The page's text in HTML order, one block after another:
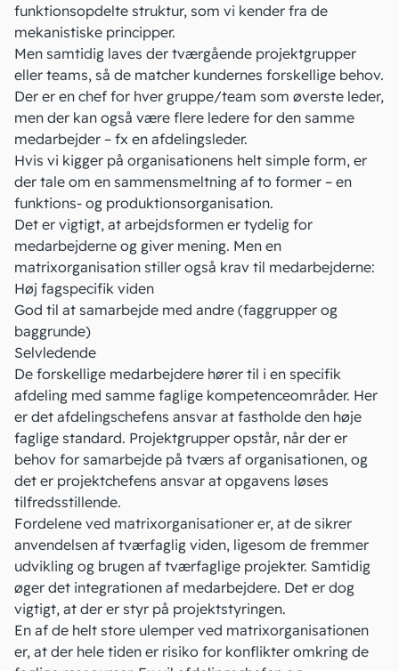
funktionsopdelte struktur, som vi kender fra de
mekanistiske principper.
Men samtidig laves der tværgående projektgrupper
eller teams, så de matcher kundernes forskellige behov.
Der er en chef for hver gruppe/team som øverste leder,
men der kan også være flere ledere for den samme
medarbejder – fx en afdelingsleder.
Hvis vi kigger på organisationens helt simple form, er
der tale om en sammensmeltning af to former – en
funktions- og produktionsorganisation.
Det er vigtigt, at arbejdsformen er tydelig for
medarbejderne og giver mening. Men en
matrixorganisation stiller også krav til medarbejderne:
Høj fagspecifik viden
God til at samarbejde med andre (faggrupper og
baggrunde)
Selvledende
De forskellige medarbejdere hører til i en specifik
afdeling med samme faglige kompetenceområder. Her
er det afdelingschefens ansvar at fastholde den høje
faglige standard. Projektgrupper opstår, når der er
behov for samarbejde på tværs af organisationen, og
det er projektchefens ansvar at opgavens løses
tilfredsstillende.
Fordelene ved matrixorganisationer er, at de sikrer
anvendelsen af tværfaglig viden, ligesom de fremmer
udvikling og brugen af tværfaglige projekter. Samtidig
øger det integrationen af medarbejdere. Det er dog
vigtigt, at der er styr på projektstyringen.
En af de helt store ulemper ved matrixorganisationen
er, at der hele tiden er risiko for konflikter omkring de